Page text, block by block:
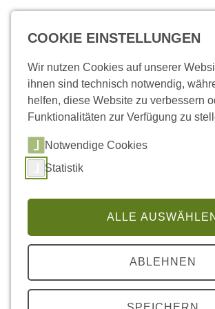
zum Inhalt springen
» Organigram
COOKIE EINSTELLUNGEN
Wir nutzen Cookies auf unserer
ihnen sind technisch notwendig,
helfen, diese Website zu verbessern
Funktionalitäten zur Verfügung zu
Notwendige Cookies
Statistik
ALLE AUSWÄHLEN
ABLEHNEN